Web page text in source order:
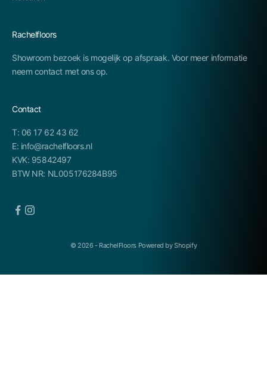
Rachelfloors
Showroom bezoek is mogelijk op afspraak. Voor meer informatie
neem contact met ons op.
Contact
T: 06 17 62 43 62
E: info@rachelfloors.nl
KVK: 95842497
BTW NR: NL005176284B95
© 2026 - RachelFloors Powered by Shopify